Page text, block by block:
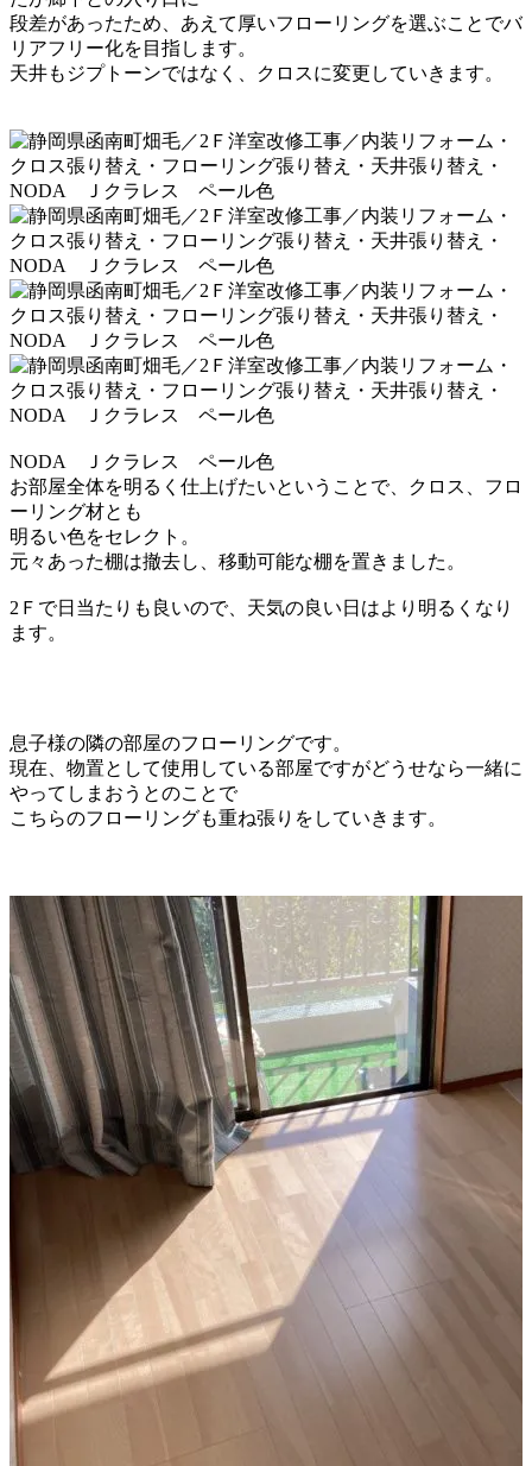
段差があったため、あえて厚いフローリングを選ぶことでバ
リアフリー化を目指します。
天井もジプトーンではなく、クロスに変更していきます。
NODA Ｊクラレス ペール色
お部屋全体を明るく仕上げたいということで、
クロス、フロ
ーリング材とも
明るい色をセレクト。
元々あった棚は撤去し、移動可能な棚を置きました。
2Ｆで日当たりも良いので、天気の良い日はより明るくなり
ます。
息子様の隣の部屋のフローリングです。
現在、物置として使用している部屋ですがどうせなら一緒に
やってしまおうとのことで
こちらのフローリングも重ね張りをしていきます。